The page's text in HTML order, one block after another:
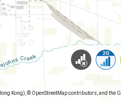
Kong), © OpenStreetMap contributors, and the